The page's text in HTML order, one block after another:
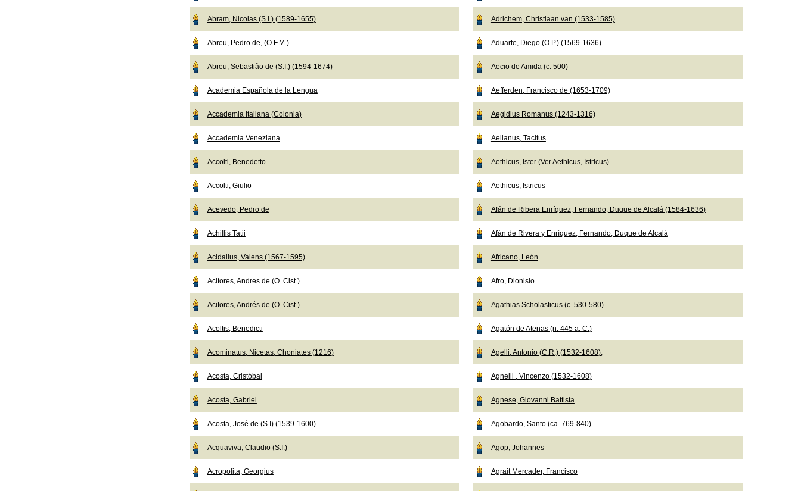
Abram, Nicolas (S.I.) (1589-1655)
Abreu, Pedro de, (O.F.M.)
Abreu, Sebastiâo de (S.I.) (1594-1674)
Academia Española de la Lengua
Accademia Italiana (Colonia)
Accademia Veneziana
Accolti, Benedetto
Accolti, Giulio
Acevedo, Pedro de
Achillis Tatii
Acidalius, Valens (1567-1595)
Acitores, Andres de (O. Cist.)
Acitores, Andrés de (O. Cist.)
Acoltis, Benedicti
Acominatus, Nicetas, Choniates (1216)
Acosta, Cristóbal
Acosta, Gabriel
Acosta, José de (S.I) (1539-1600)
Acquaviva, Claudio (S.I.)
Acropolita, Georgius
Adrichem, Christiaan van (1533-1585)
Aduarte, Diego (O.P.) (1569-1636)
Aecio de Amida (c. 500)
Aefferden, Francisco de (1653-1709)
Aegidius Romanus (1243-1316)
Aelianus, Tacitus
Aethicus, Ister (VerAethicus, Istricus)
Aethicus, Istricus
Afán de Ribera Enríquez, Fernando, Duque de Alcalá (1584-1636)
Afán de Rivera y Enríquez, Fernando, Duque de Alcalá
Africano, León
Afro, Dionisio
Agathias Scholasticus (c. 530-580)
Agatón de Atenas (n. 445 a. C.)
Agelli, Antonio (C.R.) (1532-1608),
Agnelli , Vincenzo (1532-1608)
Agnese, Giovanni Battista
Agobardo, Santo (ca. 769-840)
Agop, Johannes
Agrait Mercader, Francisco